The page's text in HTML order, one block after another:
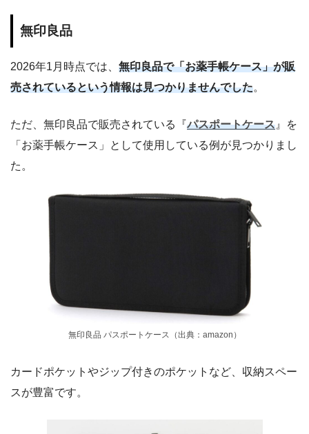
無印良品
2026年1月時点では、 無印良品で「お薬手帳ケース」が販
売されているという情報は見つかりませんでした。
ただ、無印良品で販売されている『パスポートケース 』を
「お薬手帳ケース」として使用している例が見つかりまし
た。
無印良品 パスポートケース（出典：amazon）
カードポケットやジップ付きのポケットなど、収納スペー
スが豊富です。